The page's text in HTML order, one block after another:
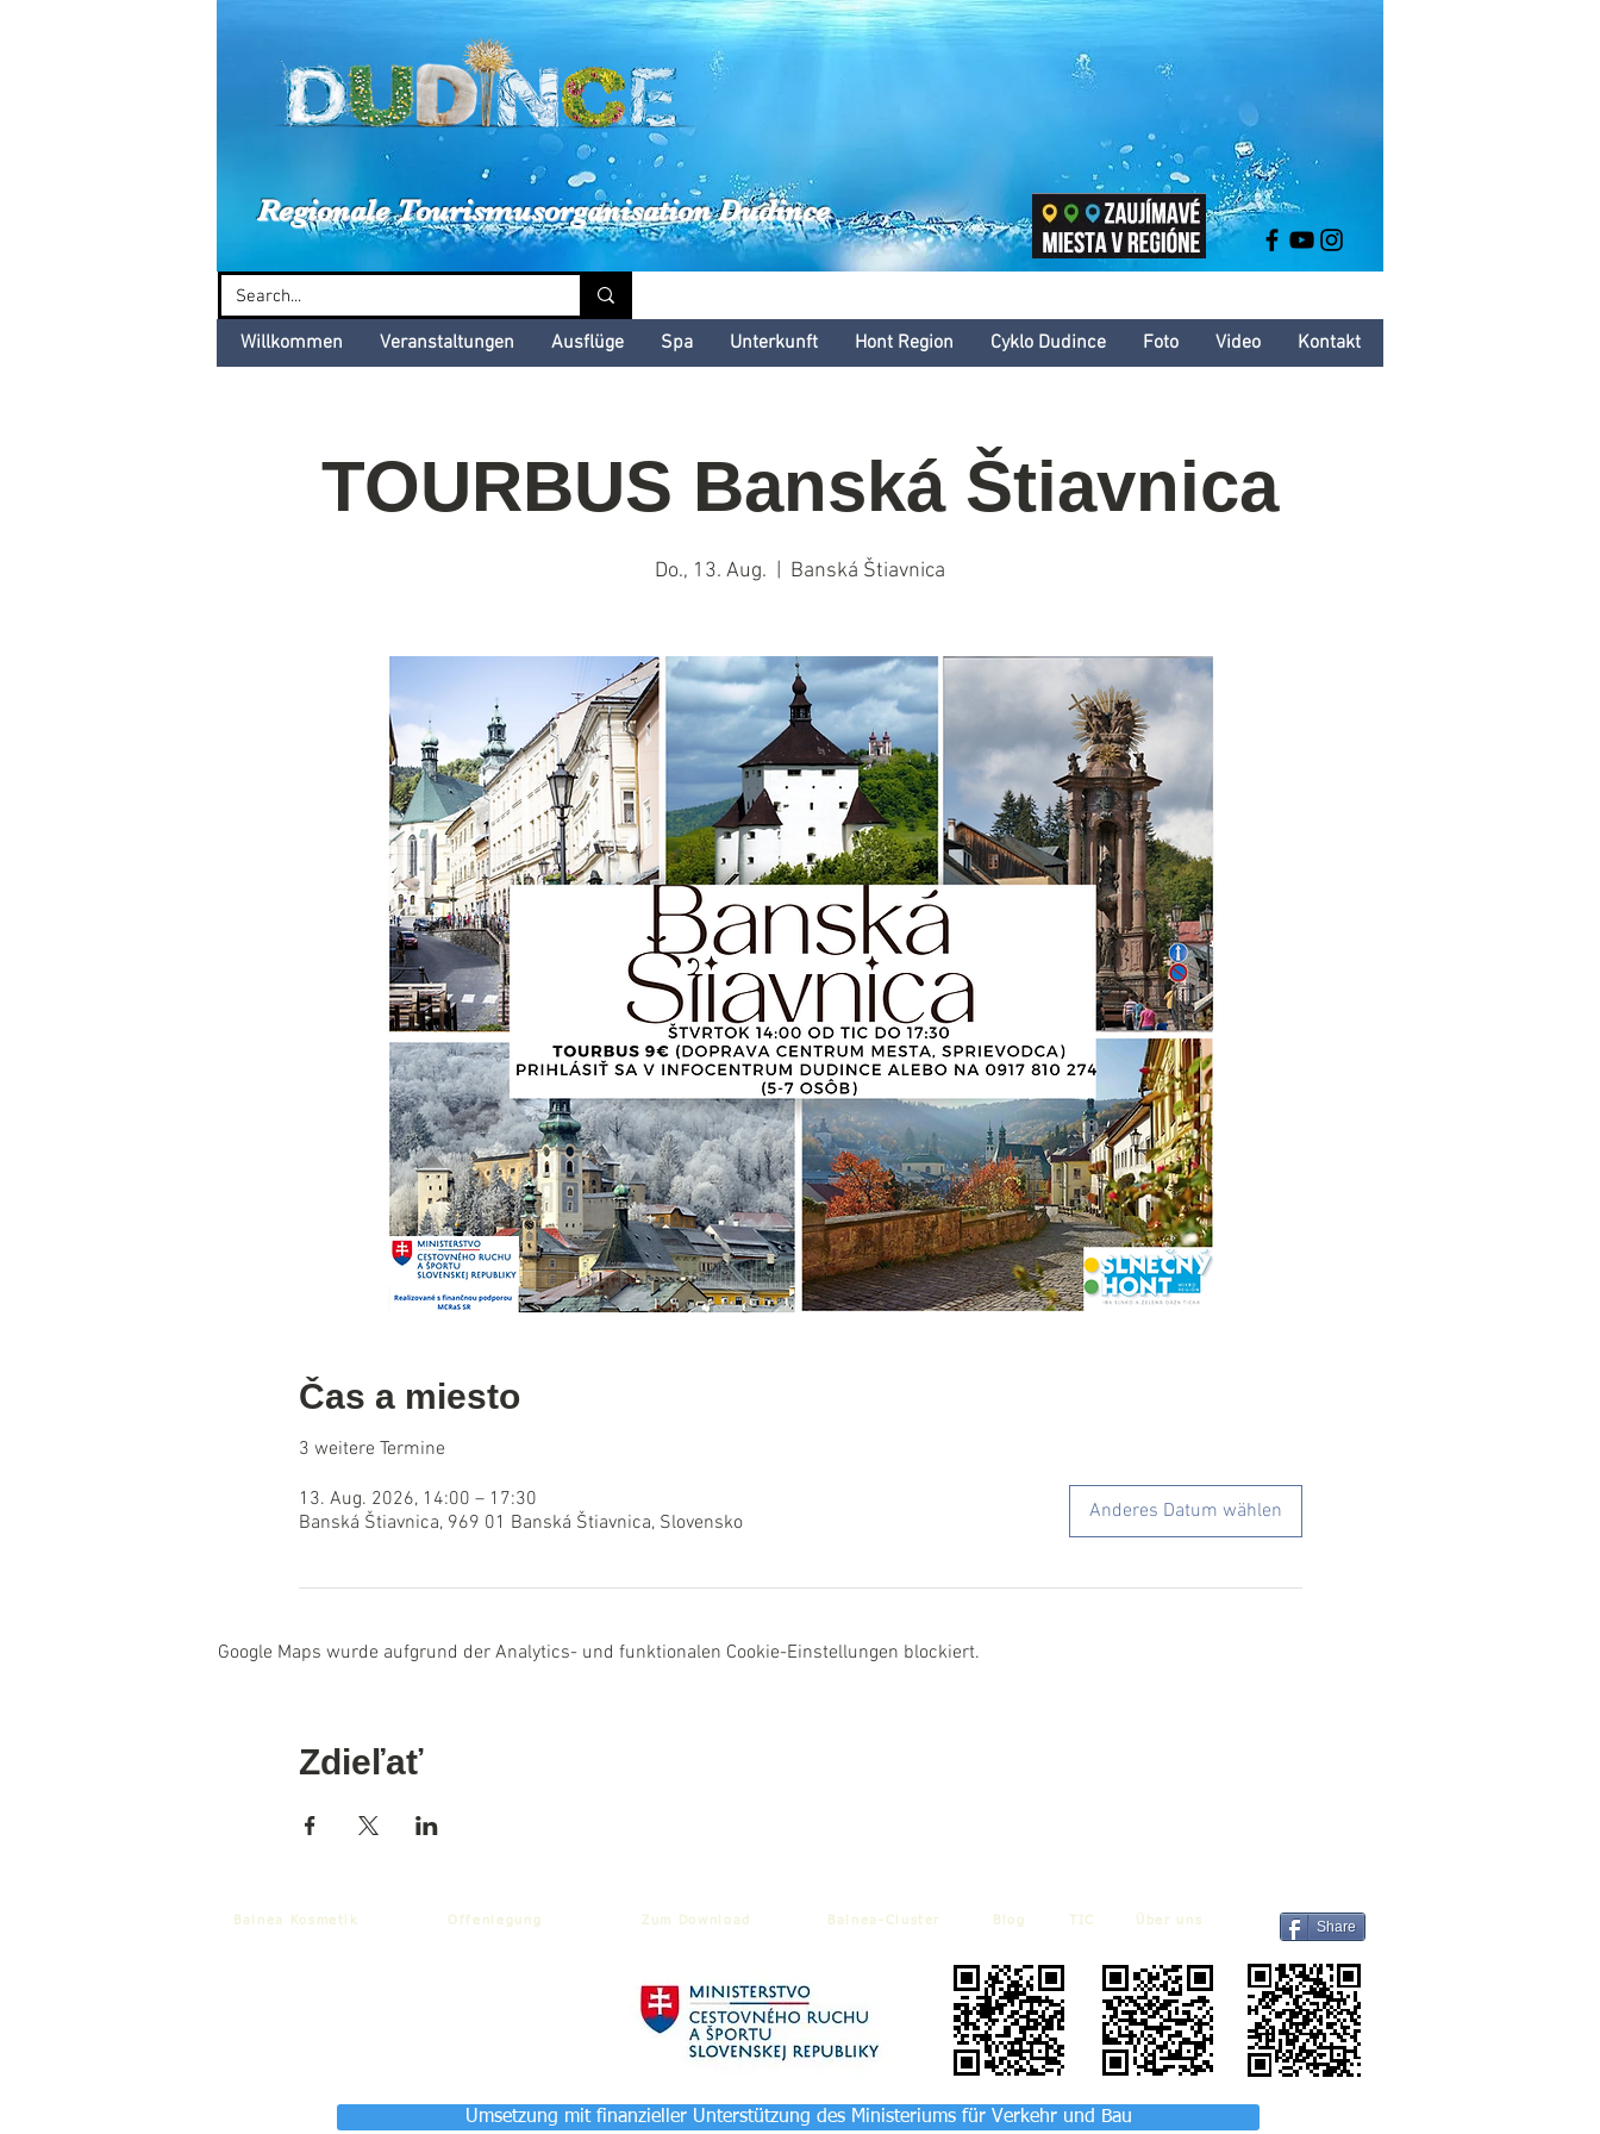
Dudinské kultúrne leto
Regionale Tourismusorganisation Dudince
Willkommen Veranstaltungen Ausflüge Spa Unterkunft Hont Region Cyklo Dudince Foto Video Kontakt
TOURBUS Banská Štiavnica
Do., 13. Aug. Banská Štiavnica
Čas a miesto
3 weitere Termine
13. Aug. 2026, 14:00 – 17:30
Banská Štiavnica, 969 01 Banská Štiavnica, Slovensko
Anderes Datum wählen
Google Maps wurde aufgrund der Analytics- und funktionalen Cookie-Einstellungen blockiert.
Zdieľať
Balnea Kosmetik Offenlegung Zum Download Balnea-Cluster Blog TIC Über uns Share
Umsetzung mit finanzieller Unterstützung des Ministeriums für Verkehr und Bau